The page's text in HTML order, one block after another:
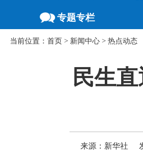
专题专栏
当前位置： 首页 > 新闻中心 > 热点动态
民生
来源：新华社